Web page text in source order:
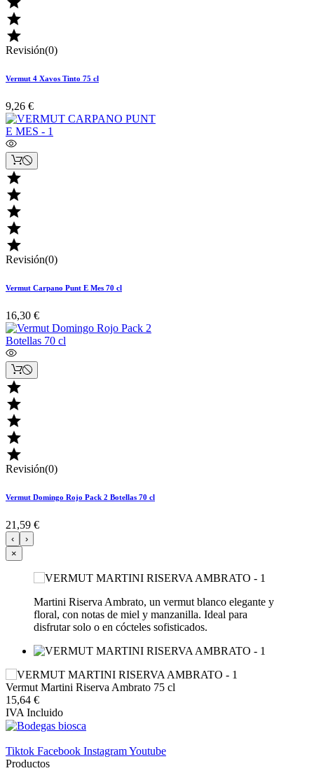


Revisión(0)
Vermut 4 Xavos Tinto 75 cl
9,26 €





Revisión(0)
Vermut Carpano Punt E Mes 70 cl
16,30 €





Revisión(0)
Vermut Domingo Rojo Pack 2 Botellas 70 cl
21,59 €
‹
›
×
Martini Riserva Ambrato, un vermut blanco elegante y
floral, con notas de miel y manzanilla. Ideal para
disfrutar solo o en cócteles sofisticados.
Vermut Martini Riserva Ambrato 75 cl
15,64 €
IVA Incluido
Tiktok Facebook InstagramYoutube
Productos